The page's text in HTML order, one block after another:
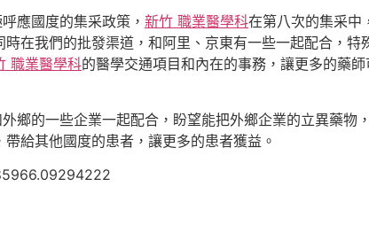
應國度的集采政策， 新竹 職業醫學科在第八次的集采中
時在我們的批發渠道，和阿里、京東有一些一起配合，特
職業醫學科的醫學交通項目和內在的事務，讓更多的藥
外鄉的一些企業一起配合，盼望能把外鄉企業的立異藥
給其他國度的患者，讓更多的患者獲益。